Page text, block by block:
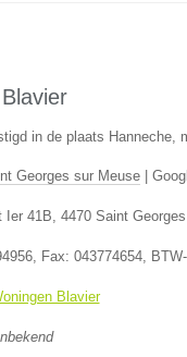
in de plaats Hanneche,
Georges sur Meuse|
Ier 41B, 4470 Saint
, Fax: 043774654,
Blavier